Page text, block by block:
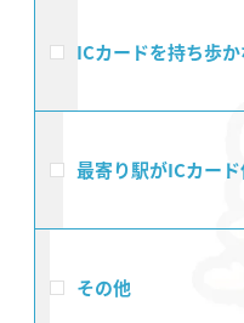
ICカードを持ち歩か
最寄り駅がICカー
その他